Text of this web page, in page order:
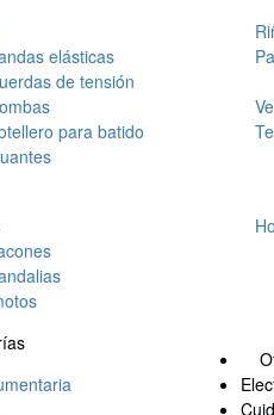
elásticas
de tensión
para batido